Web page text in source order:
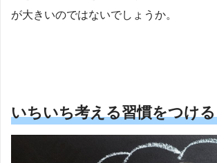
が大きいのではないでしょうか。
いちいち考える習慣をつける